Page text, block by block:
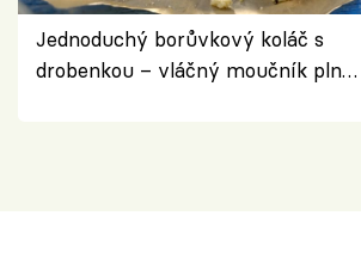
Jednoduchý borůvkový koláč s
drobenkou – vláčný moučník plný